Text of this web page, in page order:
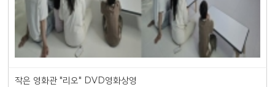
작은 영화관 "리오" DVD영화상영